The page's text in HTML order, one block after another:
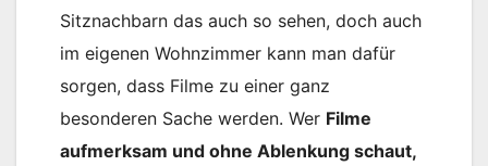
Sitznachbarn das auch so sehen, doch auch
im eigenen Wohnzimmer kann man dafür
sorgen, dass Filme zu einer ganz
besonderen Sache werden. Wer Filme
aufmerksam und ohne Ablenkung schaut,